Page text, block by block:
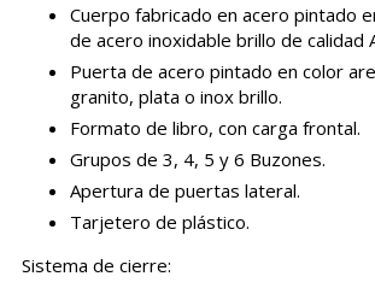
Cuerpo fabricado en acero pintado
de acero inoxidable brillo de calidad
Puerta de acero pintado en color
granito, plata o inox brillo.
Formato de libro, con carga frontal.
Grupos de 3, 4, 5 y 6 Buzones.
Apertura de puertas lateral.
Tarjetero de plástico.
Sistema de cierre: